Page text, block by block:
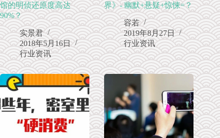
馆的明侦还原度高达
90%？
实景君
2018年5月16日
行业资讯
界》- 幽默+悬疑+惊悚=？
容若
2019年8月27日
行业资讯